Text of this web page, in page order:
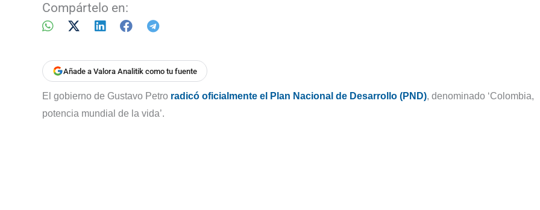
Compártelo en:
Añade a Valora Analitik como tu fuente
El gobierno de Gustavo Petro radicó oficialmente el Plan Nacional de Desarrollo (PND), denominado ‘Colombia,
potencia mundial de la vida’.